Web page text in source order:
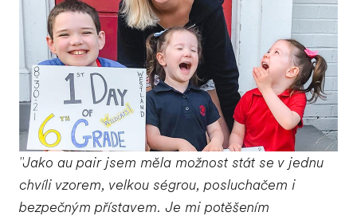
"Jako au pair jsem měla možnost stát se v jednu
chvíli vzorem, velkou ségrou, posluchačem i
bezpečným přístavem. Je mi potěšením